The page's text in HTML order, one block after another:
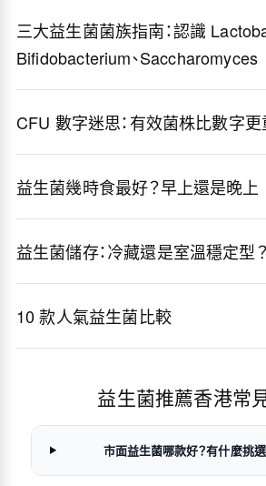
三大益生菌菌族指南：認識
Bifidobacterium、Saccharomyces
CFU 數字迷思：有效菌株比數字更
益生菌幾時食最好？早上還是晚上
益生菌儲存：冷藏還是室溫穩定型？
10 款人氣益生菌比較
益生菌推薦香港常
市面益生菌哪款好？有什麼挑